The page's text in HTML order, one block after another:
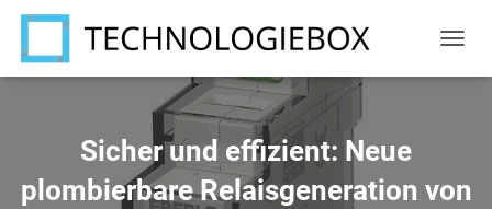
A
I
Sicher und effizient: Neue
plombierbare Relaisgeneration von